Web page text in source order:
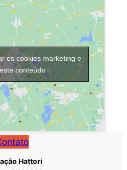
os cookies marketing e
conteúdo
Hattori